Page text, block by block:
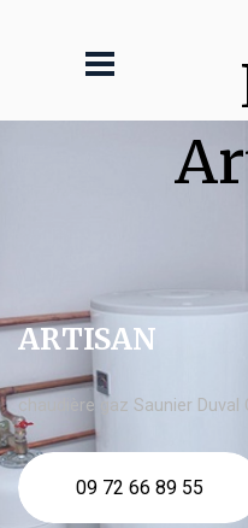
ARTISAN
chaudière gaz Saunier Duval
09 72 66 89 55